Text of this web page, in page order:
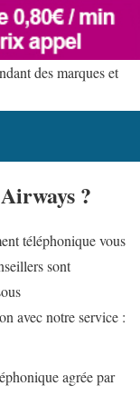
des marques et
?
téléphonique vous
sont
avec notre service :
agrée par